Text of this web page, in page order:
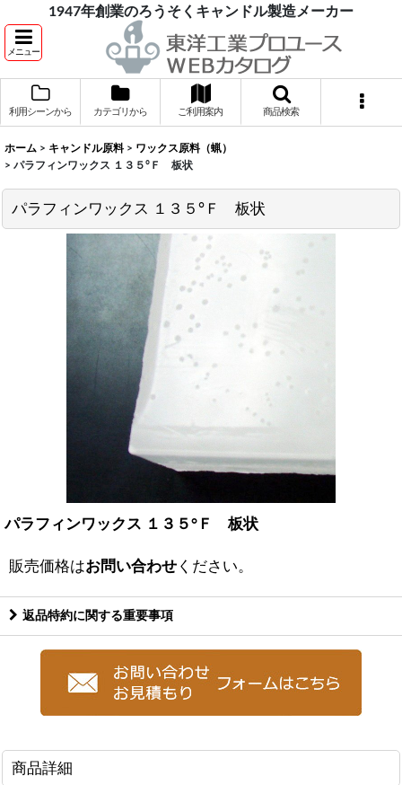
1947年創業のろうそくキャンドル製造メーカー
メニュー
利用シーンから カテゴリから ご利用案内 商品検索
ホーム > キャンドル原料 > ワックス原料（蝋）
> パラフィンワックス １３５°Ｆ 板状
パラフィンワックス １３５°Ｆ 板状
パラフィンワックス １３５°Ｆ 板状
販売価格はお問い合わせ ください。
返品特約に関する重要事項
商品詳細